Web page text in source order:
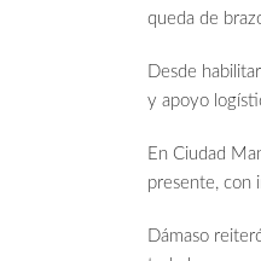
queda de
Desde
y apoyo
En Ciudad
presente, con
Dámaso